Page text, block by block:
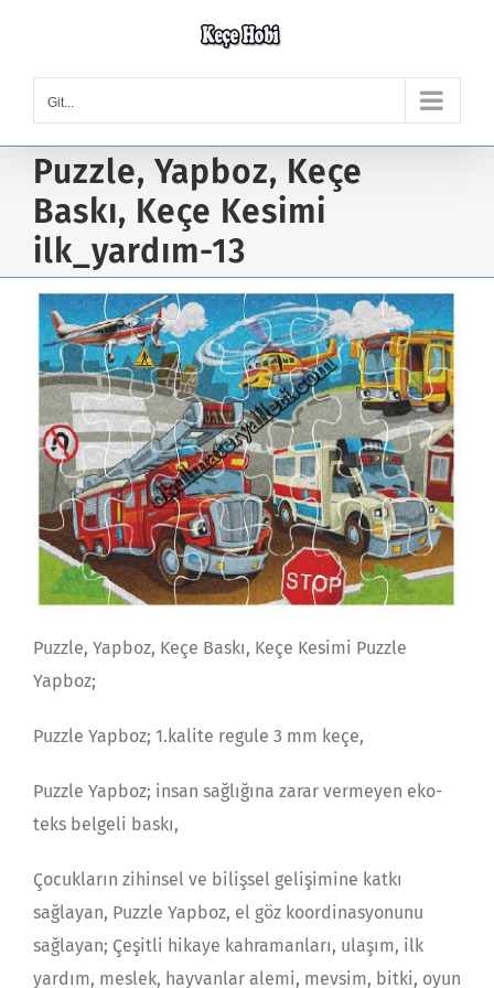
content
Git...
Puzzle, Yapboz, Keçe
Baskı, Keçe Kesimi
ilk_yardım-13
Puzzle, Yapboz, Keçe Baskı, Keçe Kesimi Puzzle
Yapboz;
Puzzle Yapboz; 1.kalite regule 3 mm keçe,
Puzzle Yapboz; insan sağlığına zarar vermeyen eko-
teks belgeli baskı,
Çocukların zihinsel ve bilişsel gelişimine katkı
sağlayan, Puzzle Yapboz, el göz koordinasyonunu
sağlayan; Çeşitli hikaye kahramanları, ulaşım, ilk
yardım, meslek, hayvanlar alemi, mevsim, bitki, oyun